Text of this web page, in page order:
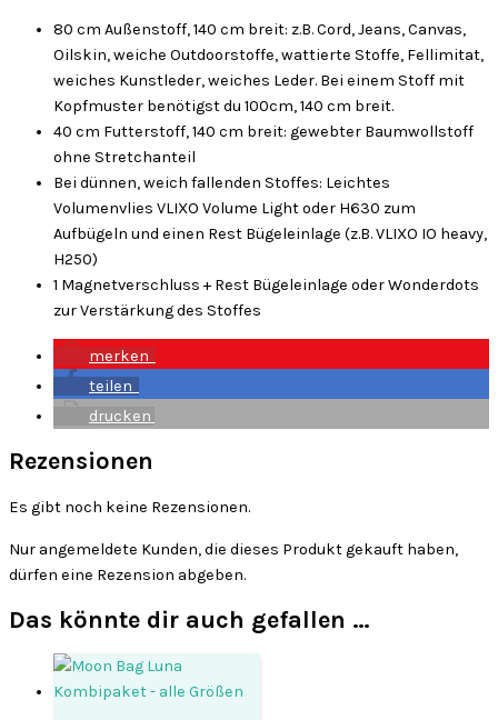
80 cm Außenstoff, 140 cm breit: z.B. Cord, Jeans, Canvas,
Oilskin, weiche Outdoorstoffe, wattierte Stoffe, Fellimitat,
weiches Kunstleder, weiches Leder. Bei einem Stoff mit
Kopfmuster benötigst du 100cm, 140 cm breit.
40 cm Futterstoff, 140 cm breit: gewebter Baumwollstoff
ohne Stretchanteil
Bei dünnen, weich fallenden Stoffes: Leichtes
Volumenvlies VLIXO Volume Light oder H630 zum
Aufbügeln und einen Rest Bügeleinlage (z.B. VLIXO IO heavy,
H250)
1 Magnetverschluss + Rest Bügeleinlage oder Wonderdots
zur Verstärkung des Stoffes
merken
teilen
drucken
Rezensionen
Es gibt noch keine Rezensionen.
Nur angemeldete Kunden, die dieses Produkt gekauft haben,
dürfen eine Rezension abgeben.
Das könnte dir auch gefallen …